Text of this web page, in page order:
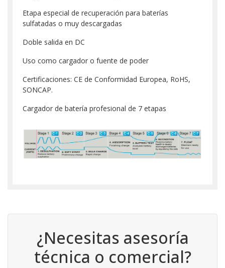
Etapa especial de recuperación para baterías
sulfatadas o muy descargadas
Doble salida en DC
Uso como cargador o fuente de poder
Certificaciones: CE de Conformidad Europea, RoHS,
SONCAP.
Cargador de batería profesional de 7 etapas
¿Necesitas asesoría
técnica o comercial?